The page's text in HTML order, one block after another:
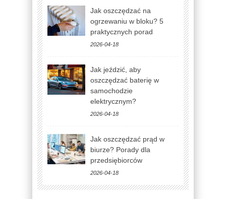
Jak oszczędzać na
ogrzewaniu w bloku? 5
praktycznych porad
2026-04-18
Jak jeździć, aby
oszczędzać baterię w
samochodzie
elektrycznym?
2026-04-18
Jak oszczędzać prąd w
biurze? Porady dla
przedsiębiorców
2026-04-18